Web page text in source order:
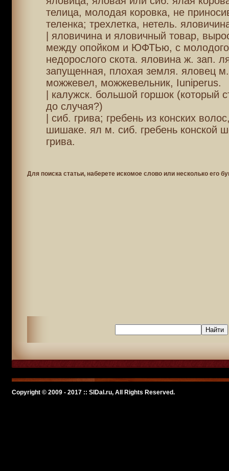
телица, молодая коровка, не
теленка; трехлетка, нетель.
| яловичина и яловичный товар,
между опойком и ЮФТЬю, с
недорослого скота. яловина ж. зап.
запущенная, плохая земля. яловец м.
можжевел, можжевельник, Iuniperus.
| калужск. большой горшок (который
до случая?)
| сиб. грива; гребень из конских
шишаке. ял м. сиб. гребень конской
грива.
Для поиска статьи, наберете искомое слово или несколько его
Copyright © 2009 - 2017 :: SlDal.ru, All Rights Reserved.